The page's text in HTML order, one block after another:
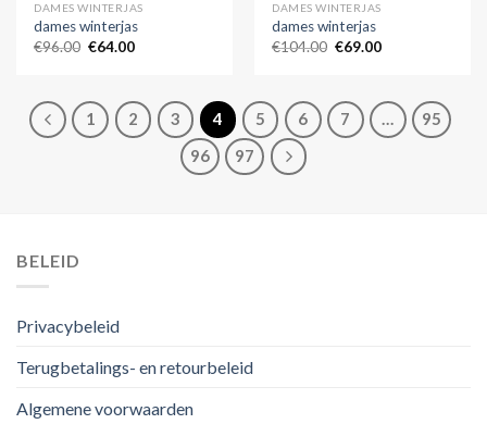
DAMES WINTERJAS
dames winterjas
€96.00 €64.00
DAMES WINTERJAS
dames winterjas
€104.00 €69.00
1 2 3 4 5 6 7 …
95
96
97
BELEID
Privacybeleid
Terugbetalings- en retourbeleid
Algemene voorwaarden